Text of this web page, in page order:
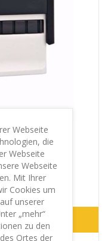
Versand
Webseite
die
Webseite
Webseite
Mit Ihrer
Cookies um
unserer
„mehr“
zu den
Ortes der